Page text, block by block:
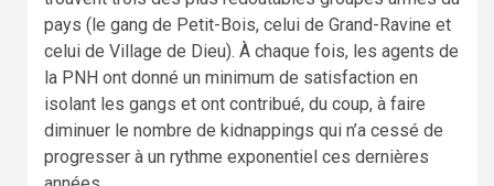
pays (le gang de Petit-Bois, celui de Grand-Ravine et
celui de Village de Dieu). À chaque fois, les agents de
la PNH ont donné un minimum de satisfaction en
isolant les gangs et ont contribué, du coup, à faire
diminuer le nombre de kidnappings qui n’a cessé de
progresser à un rythme exponentiel ces dernières